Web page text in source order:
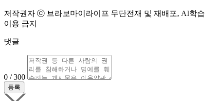
저작권자 ⓒ 브라보마이라이프 무단전재 및 재배포, AI학습
이용 금지
댓글
0 / 300